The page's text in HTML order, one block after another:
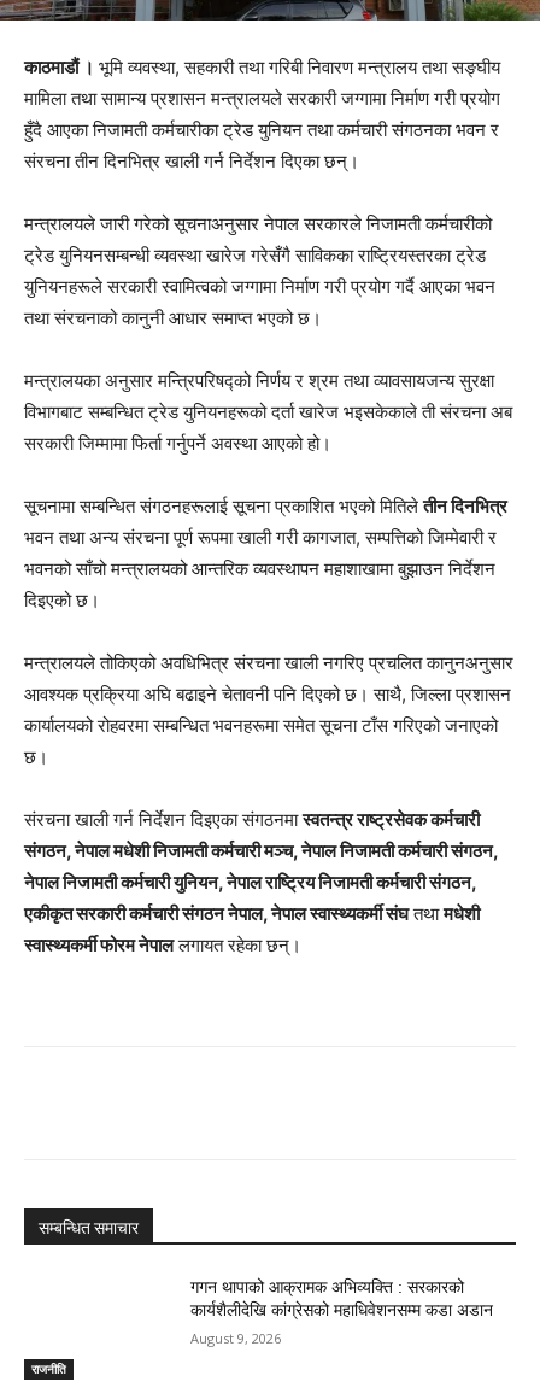
काठमाडौं । भूमि व्यवस्था, सहकारी तथा गरिबी निवारण मन्त्रालय तथा सङ्घीय
मामिला तथा सामान्य प्रशासन मन्त्रालयले सरकारी जग्गामा निर्माण गरी प्रयोग
हुँदै आएका निजामती कर्मचारीका ट्रेड युनियन तथा कर्मचारी संगठनका भवन र
संरचना तीन दिनभित्र खाली गर्न निर्देशन दिएका छन्।
मन्त्रालयले जारी गरेको सूचनाअनुसार नेपाल सरकारले निजामती कर्मचारीको
ट्रेड युनियनसम्बन्धी व्यवस्था खारेज गरेसँगै साविकका राष्ट्रियस्तरका ट्रेड
युनियनहरूले सरकारी स्वामित्वको जग्गामा निर्माण गरी प्रयोग गर्दै आएका भवन
तथा संरचनाको कानुनी आधार समाप्त भएको छ।
मन्त्रालयका अनुसार मन्त्रिपरिषद्को निर्णय र श्रम तथा व्यावसायजन्य सुरक्षा
विभागबाट सम्बन्धित ट्रेड युनियनहरूको दर्ता खारेज भइसकेकाले ती संरचना अब
सरकारी जिम्मामा फिर्ता गर्नुपर्ने अवस्था आएको हो।
सूचनामा सम्बन्धित संगठनहरूलाई सूचना प्रकाशित भएको मितिलेतीन दिनभित्र
भवन तथा अन्य संरचना पूर्ण रूपमा खाली गरी कागजात, सम्पत्तिको जिम्मेवारी र
भवनको साँचो मन्त्रालयको आन्तरिक व्यवस्थापन महाशाखामा बुझाउन निर्देशन
दिइएको छ।
मन्त्रालयले तोकिएको अवधिभित्र संरचना खाली नगरिए प्रचलित कानुनअनुसार
आवश्यक प्रक्रिया अघि बढाइने चेतावनी पनि दिएको छ। साथै, जिल्ला प्रशासन
कार्यालयको रोहवरमा सम्बन्धित भवनहरूमा समेत सूचना टाँस गरिएको जनाएको
छ।
संरचना खाली गर्न निर्देशन दिइएका संगठनमास्वतन्त्र राष्ट्रसेवक कर्मचारी
संगठन, नेपाल मधेशी निजामती कर्मचारी मञ्च, नेपाल निजामती कर्मचारी संगठन,
नेपाल निजामती कर्मचारी युनियन, नेपाल राष्ट्रिय निजामती कर्मचारी संगठन,
एकीकृत सरकारी कर्मचारी संगठन नेपाल, नेपाल स्वास्थ्यकर्मी संघतथामधेशी
स्वास्थ्यकर्मी फोरम नेपाललगायत रहेका छन्।
सम्बन्धित समाचार
राजनीति
गगन थापाको आक्रामक अभिव्यक्ति : सरकारको
कार्यशैलीदेखि कांग्रेसको महाधिवेशनसम्म कडा अडान
August 9, 2026